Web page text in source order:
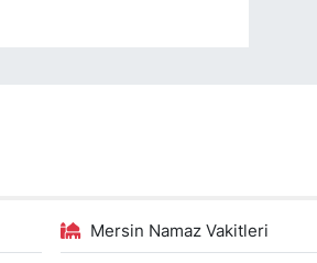
Mersin Namaz Vakitleri